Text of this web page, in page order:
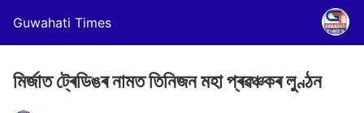
Guwahati Times
মিৰ্জাত ট্ৰেডিঙৰ নামত তিনিজন মহা প্ৰৱঞ্চকৰ লুণ্ঠন